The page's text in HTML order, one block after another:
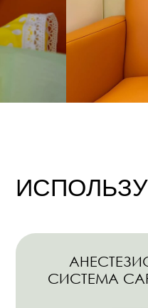
анестезии
СИСТЕМА